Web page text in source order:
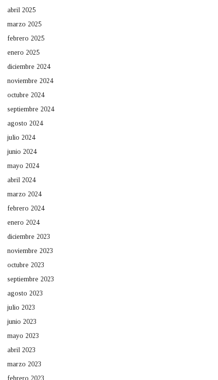
abril 2025
marzo 2025
febrero 2025
enero 2025
diciembre 2024
noviembre 2024
octubre 2024
septiembre 2024
agosto 2024
julio 2024
junio 2024
mayo 2024
abril 2024
marzo 2024
febrero 2024
enero 2024
diciembre 2023
noviembre 2023
octubre 2023
septiembre 2023
agosto 2023
julio 2023
junio 2023
mayo 2023
abril 2023
marzo 2023
febrero 2023